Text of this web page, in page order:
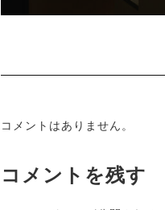
コメントはありません。
コメントを残す